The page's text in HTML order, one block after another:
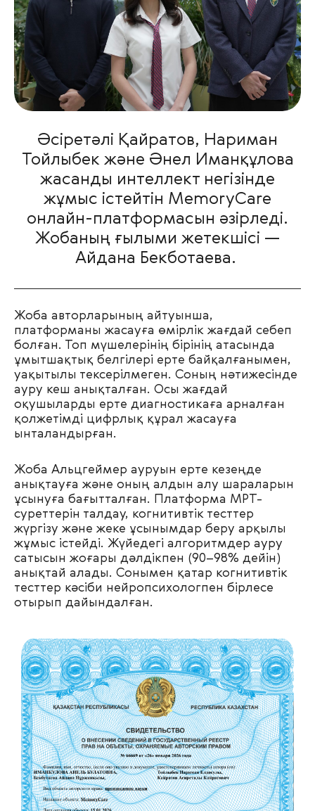
Әсіретәлі Қайратов, Нариман
Тойлыбек және Әнел Иманқұлова
жасанды интеллект негізінде
жұмыс істейтін MemoryCare
онлайн-платформасын әзірледі.
Жобаның ғылыми жетекшісі —
Айдана Бекботаева.
Жоба авторларының айтуынша,
платформаны жасауға өмірлік жағдай себеп
болған. Топ мүшелерінің бірінің атасында
ұмытшақтық белгілері ерте байқалғанымен,
уақытылы тексерілмеген. Соның нәтижесінде
ауру кеш анықталған. Осы жағдай
оқушыларды ерте диагностикаға арналған
қолжетімді цифрлық құрал жасауға
ынталандырған.
Жоба Альцгеймер ауруын ерте кезеңде
анықтауға және оның алдын алу шараларын
ұсынуға бағытталған. Платформа МРТ-
суреттерін талдау, когнитивтік тесттер
жүргізу және жеке ұсынымдар беру арқылы
жұмыс істейді. Жүйедегі алгоритмдер ауру
сатысын жоғары дәлдікпен (90–98% дейін)
анықтай алады. Сонымен қатар когнитивтік
тесттер кәсіби нейропсихологпен бірлесе
отырып дайындалған.